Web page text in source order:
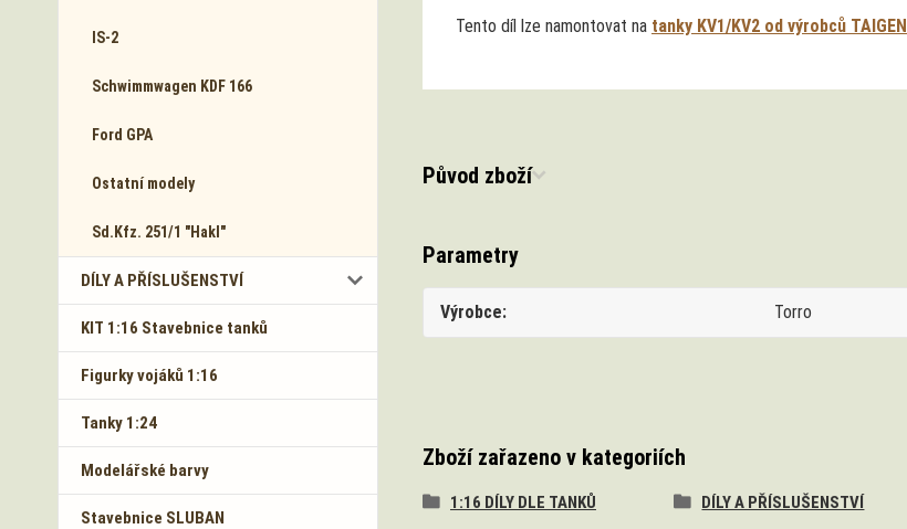
IS-2
Schwimmwagen KDF 166
Ford GPA
Ostatní modely
Sd.Kfz. 251/1 "Hakl"
DÍLY A PŘÍSLUŠENSTVÍ
KIT 1:16 Stavebnice tanků
Figurky vojáků 1:16
Tanky 1:24
Modelářské barvy
Stavebnice SLUBAN
Tento díl lze namontovat na tanky KV1/KV2 od výrobců TAIGEN
Původ zboží
Parametry
Výrobce Torro
Zboží zařazeno v kategoriích
1:16 DÍLY DLE TANKŮ DÍLY A PŘÍSLUŠENSTVÍ